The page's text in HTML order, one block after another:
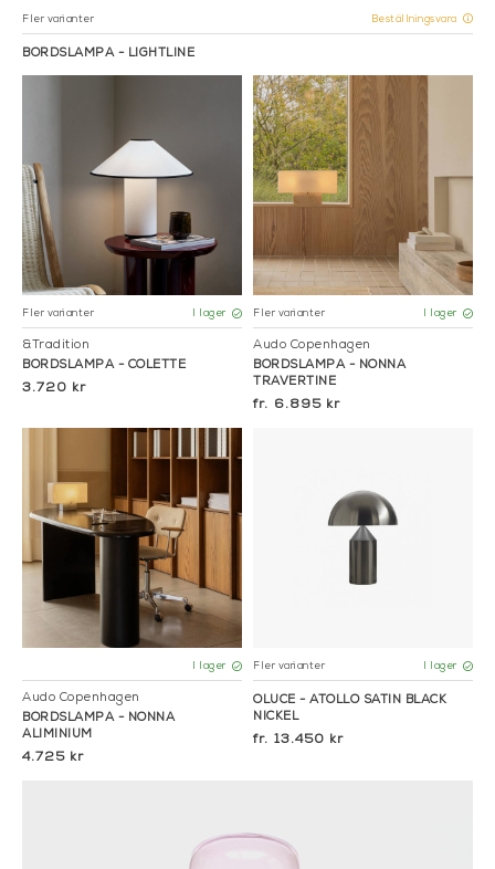
Fler varianter I lager
&Tradition
BORDSLAMPA - COLETTE
3.720 kr
Fler varianter I lager
Audo Copenhagen
BORDSLAMPA - NONNA
TRAVERTINE
6.895 kr
I lager
Audo Copenhagen
BORDSLAMPA - NONNA
ALIMINIUM
4.725 kr
Fler varianter I lager
OLUCE - ATOLLO SATIN BLACK
NICKEL
13.450 kr
Fler varianter Beställningsvara
BORDSLAMPA - LIGHTLINE